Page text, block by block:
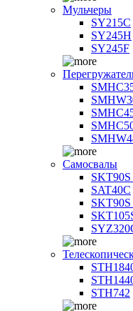
Мульчеры
SY215C
SY245H
SY245F
Самосвалы
SAT40C
STH742